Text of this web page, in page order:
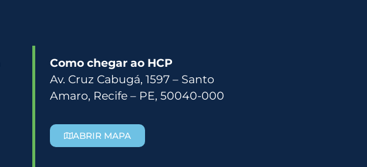
Como chegar ao HCP
Av. Cruz Cabugá, 1597 – Santo
Amaro, Recife – PE, 50040-000
ABRIR MAPA